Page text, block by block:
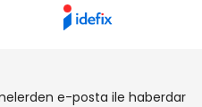
e-posta ile haberdar